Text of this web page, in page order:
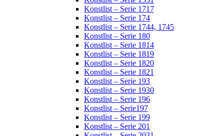
Konstlist – Serie 1717
Konstlist – Serie 174
Konstlist – Serie 1744, 1745
Konstlist – Serie 180
Konstlist – Serie 1814
Konstlist – Serie 1819
Konstlist – Serie 1820
Konstlist – Serie 1821
Konstlist – Serie 193
Konstlist – Serie 1930
Konstlist – Serie 196
Konstlist – Serie197
Konstlist – Serie 199
Konstlist – Serie 201